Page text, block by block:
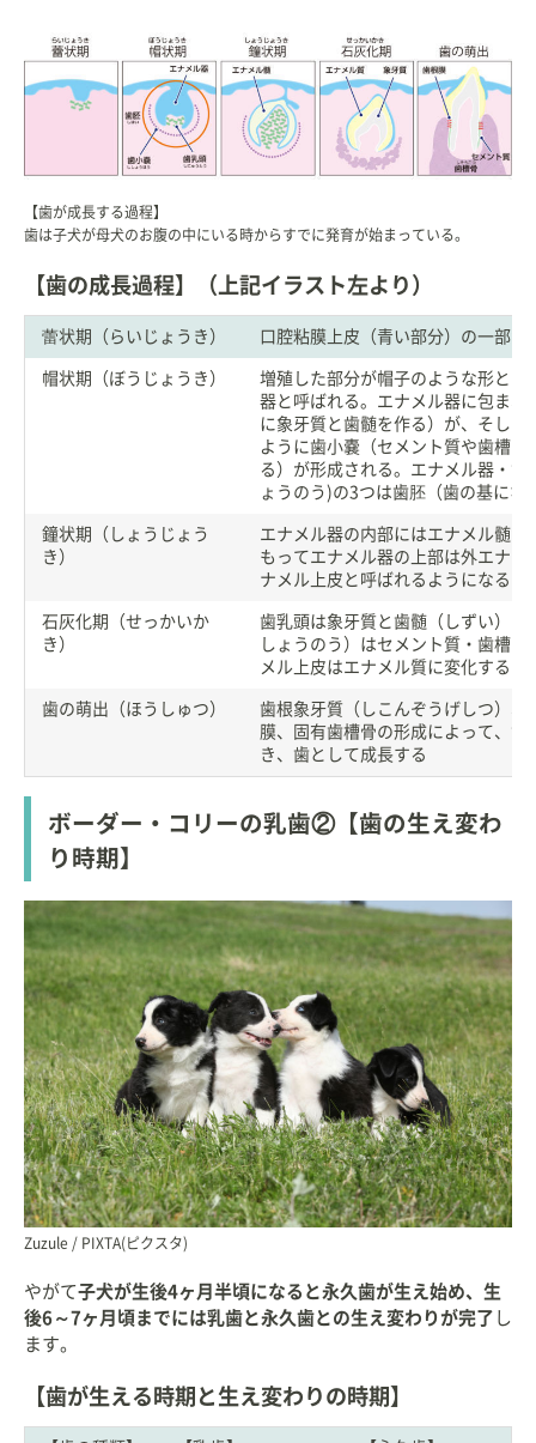
【歯が成長する過程】
歯は子犬が母犬のお腹の中にいる時からすでに発育が始まっている。
【歯の成長過程】（上記イラスト左より）
蕾状期（らいじょうき） 口腔粘膜上皮（青い部分）の一部が
帽状期（ぼうじょうき）
増殖した部分が帽子のような形とな
器と呼ばれる。エナメル器に包まれ
に象牙質と歯髄を作る）が、そして
ように歯小嚢（セメント質や歯槽骨
る）が形成される。エナメル器・歯
ょうのう)の3つは歯胚（歯の基にな
鐘状期（しょうじょう
き）
エナメル器の内部にはエナメル髄が
もってエナメル器の上部は外エナメ
ナメル上皮と呼ばれるようになる
石灰化期（せっかいか
き）
歯乳頭は象牙質と歯髄（しずい）に
しょうのう）はセメント質・歯槽骨
メル上皮はエナメル質に変化する
歯の萌出（ほうしゅつ）
歯根象牙質（しこんぞうげしつ）、
膜、固有歯槽骨の形成によって、歯
き、歯として成長する
ボーダー・コリーの乳歯②【歯の生え変わ
り時期】
Zuzule / PIXTA(ピクスタ)
やがて子犬が生後4ヶ月半頃になると永久歯が生え始め、生
後6～7ヶ月頃までには乳歯と永久歯との生え変わりが完了 し
ます。
【歯が生える時期と生え変わりの時期】